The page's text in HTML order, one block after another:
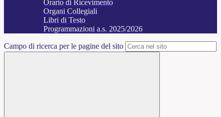
Orario di Ricevimento
Organi Collegiali
Libri di Testo
Programmazioni a.s. 2025/2026
Campo di ricerca per le pagine del sito